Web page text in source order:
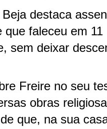
destaca
que faleceu em
sem deixar
Freire no seu
obras
que, na sua